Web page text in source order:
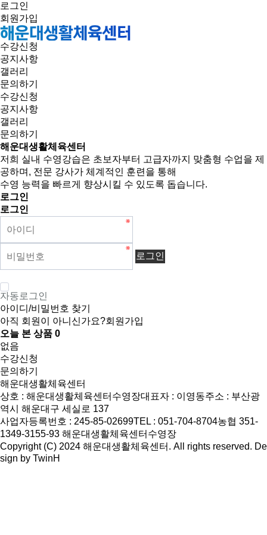
로그인
회원가입
수강신청
공지사항
갤러리
문의하기
수강신청
공지사항
갤러리
문의하기
해운대생활체육센터
저희 실내 수영강습은 초보자부터 고급자까지 맞춤형 수업을 제
공하며, 전문 강사가 체계적인 훈련을 통해
수영 능력을 빠르게 향상시킬 수 있도록 돕습니다.
로그인
로그인
로그인
자동로그인
아이디/비밀번호 찾기
아직 회원이 아니신가요?회원가입
오늘 본 상품 0
없음
수강신청
문의하기
해운대생활체육센터
상호 : 해운대생활체육센터수영장대표자 : 이영동주소 : 부산광
역시 해운대구 세실로 137
사업자등록번호 : 245-85-02699TEL : 051-704-8704농협 351-
1349-3155-93 해운대생활체육센터수영장
Copyright (C) 2024 해운대생활체육센터. All rights reserved. De
sign by TwinH